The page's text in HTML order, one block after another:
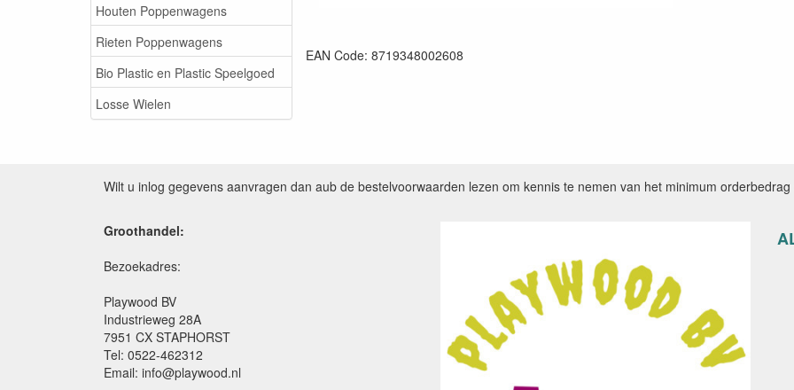
Houten Poppenwagens
Rieten Poppenwagens
Bio Plastic en Plastic Speelgoed
Losse Wielen
EAN Code: 8719348002608
Wilt u inlog gegevens aanvragen dan aub de bestelvoorwaarden lezen om kennis te nemen van het minimum
Groothandel:
Bezoekadres:
Playwood BV
Industrieweg 28A
7951 CX STAPHORST
Tel: 0522-462312
Email: info@playwood.nl